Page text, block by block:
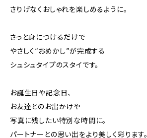
さりげなくおしゃれを楽しめるように。
さっと身につけるだけで
やさしく“おめかし”が完成する
シュシュタイプのスタイです。
お誕生日や記念日、
お友達とのお出かけや
写真に残したい特別な時間に。
パートナーとの思い出をより美しく彩ります。